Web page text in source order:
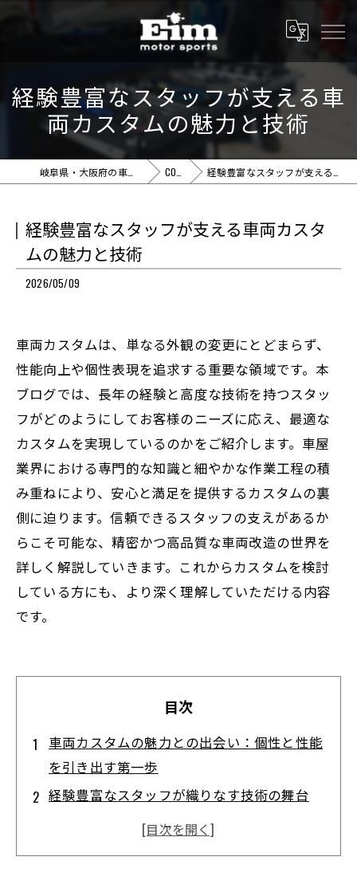
経験豊富なスタッフが支える車
両カスタムの魅力と技術
岐阜県・大阪府の車屋ならEim motor sports COLUMN 経験豊富なスタッフが支える車両カスタムの魅力と技術
経験豊富なスタッフが支える車両カスタ
ムの魅力と技術
2026/05/09
車両カスタムは、単なる外観の変更にとどまらず、
性能向上や個性表現を追求する重要な領域です。本
ブログでは、長年の経験と高度な技術を持つスタッ
フがどのようにしてお客様のニーズに応え、最適な
カスタムを実現しているのかをご紹介します。車屋
業界における専門的な知識と細やかな作業工程の積
み重ねにより、安心と満足を提供するカスタムの裏
側に迫ります。信頼できるスタッフの支えがあるか
らこそ可能な、精密かつ高品質な車両改造の世界を
詳しく解説していきます。これからカスタムを検討
している方にも、より深く理解していただける内容
です。
目次
車両カスタムの魅力との出会い：個性と性能
を引き出す第一歩
経験豊富なスタッフが織りなす技術の舞台
裏：細部に宿るこだわり